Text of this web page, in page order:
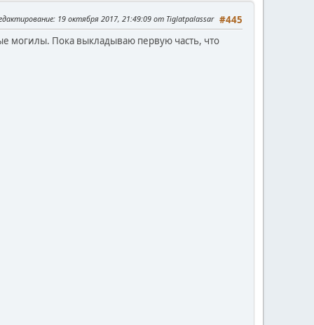
#445
: 19 октября 2017, 21:49:09 от Tiglatpalassar
могилы. Пока выкладываю первую часть, что